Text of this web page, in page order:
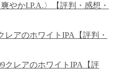
やかI.P.A.〉【評判・感想・
アのホワイトIPA【評判・